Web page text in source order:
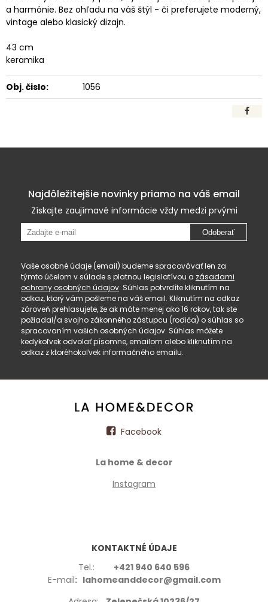
a harmónie. Bez ohľadu na váš štýl - či preferujete moderný,
vintage alebo klasický dizajn.
43 cm
keramika
Obj. čislo: 1056
Najdôležitejšie novinky priamo na váš email
Získajte zaujímavé informácie vždy medzi prvými
Odoberať
Vaše osobné údaje (email) budeme spracovávať len za
týmto účelom v súlade s platnou legislatívou a zásadami
ochrany osobných údajov. Súhlas potvrdíte kliknutím na
odkaz, ktorý vám pošleme na váš email. Kliknutím na odkaz
zároveň prehlasujete, že ak máte menej ako 16 rokov, tak ste
požiadal/a svojho zákonného zástupcu (rodiča) o súhlas so
spracovaním vašich osobných údajov. Súhlas môžete
kedykoľvek odvolať písomne, emailom alebo kliknutím na
odkaz z ktoréhokoľvek informačného emailu.
Facebook
La home & decor
Instagram
KONTAKTNÉ ÚDAJE
Tel.: +421 940 640 596
E-mail: lahomeanddecor@gmail.com